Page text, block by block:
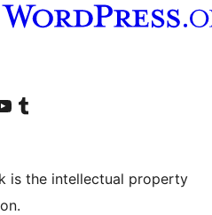
ンネルへ Tumblr アカウントへ
is the intellectual property